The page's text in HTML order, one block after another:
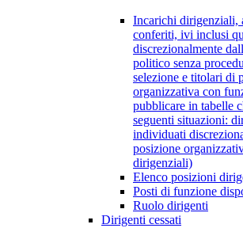
Incarichi dirigenziali,
conferiti, ivi inclusi
discrezionalmente
politico senza
selezione e titolari di
organizzativa con
pubblicare in tabelle
seguenti situazioni:
individuati
posizione
dirigenziali)
Elenco posizioni
Posti di funzione
Ruolo dirigenti
Dirigenti cessati